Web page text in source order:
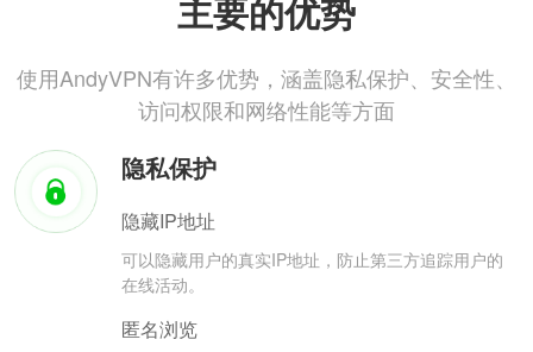
主要的优势
使用AndyVPN有许多优势，涵盖隐私保护、安全性、
访问权限和网络性能等方面
隐私保护
隐藏IP地址
可以隐藏用户的真实IP地址，防止第三方追踪用户的
在线活动。
匿名浏览